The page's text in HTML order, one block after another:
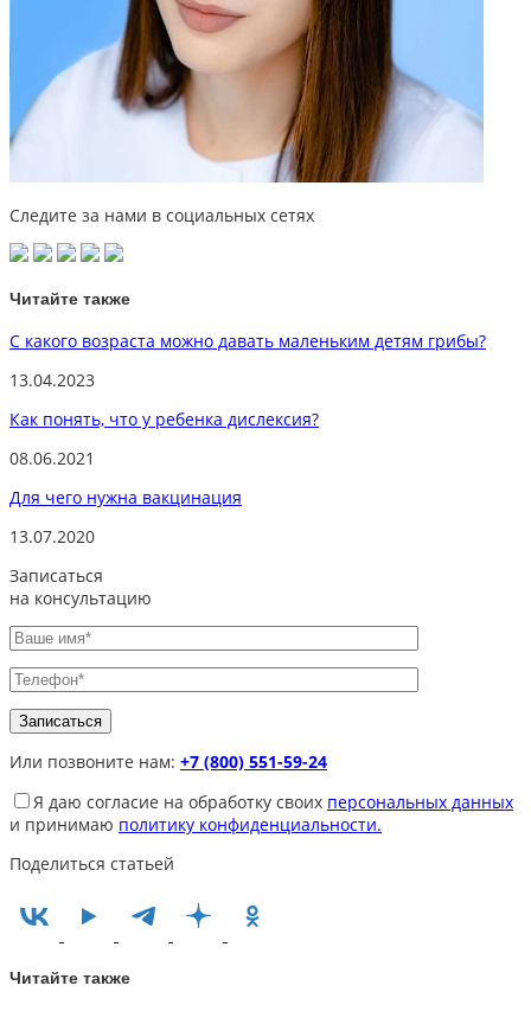
Следите за нами в социальных сетях
Читайте также
С какого возраста можно давать маленьким детям грибы?
13.04.2023
Как понять, что у ребенка дислексия?
08.06.2021
Для чего нужна вакцинация
13.07.2020
Записаться
на консультацию
Или позвоните нам: +7 (800) 551-59-24
Я даю согласие на обработку своих персональных данных
и принимаю политику конфиденциальности.
Поделиться статьей
Читайте также